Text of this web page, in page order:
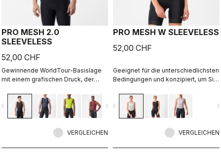
PRO MESH 2.0
SLEEVELESS
52,00 CHF
Gewinnende WorldTour-Basislage
mit einem grafischen Druck, der
navigate_next
VERGLEICHEN
PRO MESH W SLEEVELESS
52,00 CHF
Geeignet für die unterschiedlichsten
Bedingungen und konzipiert, um Sie
trocken zu halten.
navigate_before
VERGLEICHEN